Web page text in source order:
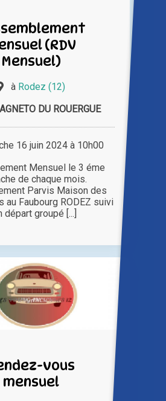
(RDV
Mensuel)
à Rodez (12)
DU ROUERGUE
16 juin 2024 à 10h00
Mensuel le 3 éme
de chaque mois.
Parvis Maison des
au Faubourg RODEZ suivi
départ groupé [...]
vous
mensuel